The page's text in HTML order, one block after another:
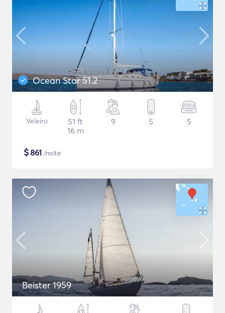
Ocean Star 51.2
Veleiro
51 ft
16 m
9 5 5
$861 /noite
Beister 1959